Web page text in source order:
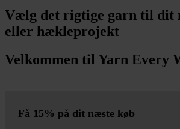
Vælg det rigtige garn til dit
eller hækleprojekt
Velkommen til Yarn Every
Få 15% på dit næste køb